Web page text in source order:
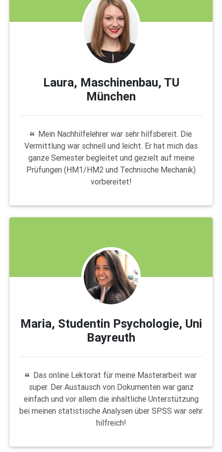
Laura, Maschinenbau, TU
München
Mein Nachhilfelehrer war sehr hilfsbereit. Die
Vermittlung war schnell und leicht. Er hat mich das
ganze Semester begleitet und gezielt auf meine
Prüfungen (HM1/HM2 und Technische Mechanik)
vorbereitet!
Maria, Studentin Psychologie, Uni
Bayreuth
Das online Lektorat für meine Masterarbeit war
super. Der Austausch von Dokumenten war ganz
einfach und vor allem die inhaltliche Unterstützung
bei meinen statistische Analysen über SPSS war sehr
hilfreich!